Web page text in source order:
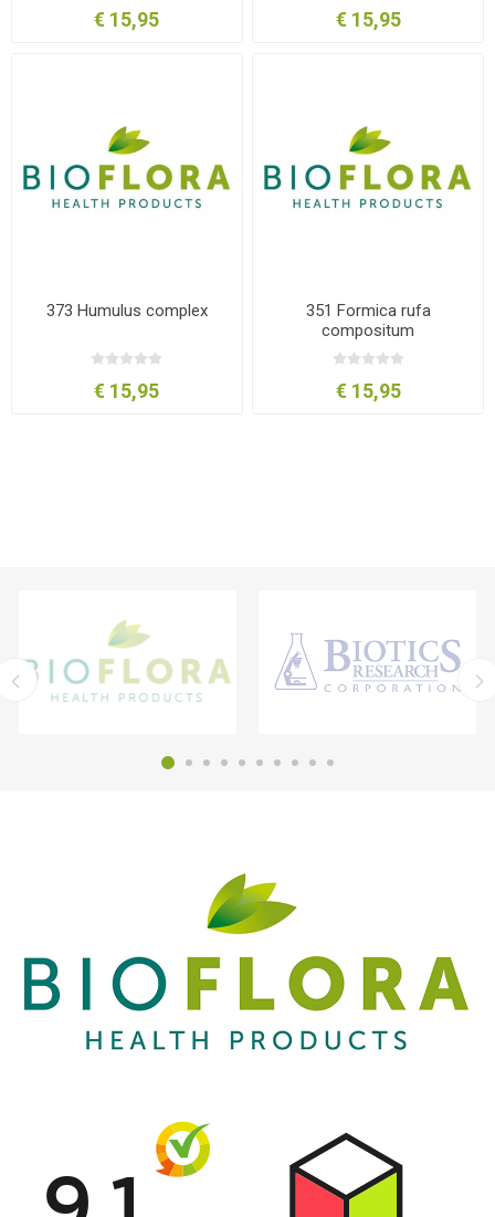
€ 15,95 € 15,95
373 Humulus complex
€ 15,95
351 Formica rufa
compositum
€ 15,95